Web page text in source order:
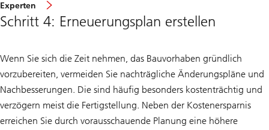
Experten
Schritt 4: Erneuerungsplan erstellen
Wenn Sie sich die Zeit nehmen, das Bauvorhaben gründlich
vorzubereiten, vermeiden Sie nachträgliche Änderungspläne und
Nachbesserungen. Die sind häufig besonders kostenträchtig und
verzögern meist die Fertigstellung. Neben der Kostenersparnis
erreichen Sie durch vorausschauende Planung eine höhere